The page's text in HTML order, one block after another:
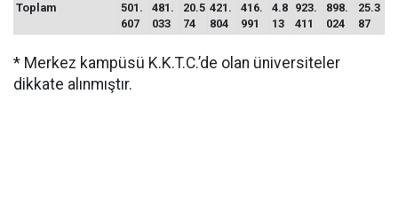
Toplam
501.
607
481.
033
20.5
74
421.
804
416.
991
4.8
13
923.
411
898.
024
25.3
87
* Merkez kampüsü K.K.T.C.’de olan üniversiteler
dikkate alınmıştır.